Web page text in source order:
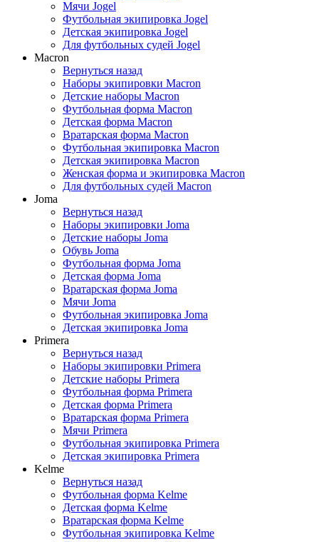
Мячи Jogel
Футбольная экипировка Jogel
Детская экипировка Jogel
Для футбольных судей Jogel
Macron
Вернуться назад
Наборы экипировки Macron
Детские наборы Macron
Футбольная форма Macron
Детская форма Macron
Вратарская форма Macron
Футбольная экипировка Macron
Детская экипировка Macron
Женская форма и экипировка Macron
Для футбольных судей Macron
Joma
Вернуться назад
Наборы экипировки Joma
Детские наборы Joma
Обувь Joma
Футбольная форма Joma
Детская форма Joma
Вратарская форма Joma
Мячи Joma
Футбольная экипировка Joma
Детская экипировка Joma
Primera
Вернуться назад
Наборы экипировки Primera
Детские наборы Primera
Футбольная форма Primera
Детская форма Primera
Вратарская форма Primera
Мячи Primera
Футбольная экипировка Primera
Детская экипировка Primera
Kelme
Вернуться назад
Футбольная форма Kelme
Детская форма Kelme
Вратарская форма Kelme
Футбольная экипировка Kelme